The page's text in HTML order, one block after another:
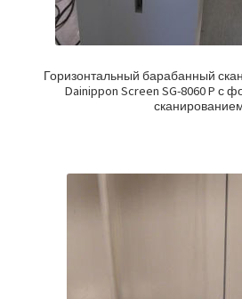
Горизонтальный барабанный
Dainippon Screen SG-8060 P с